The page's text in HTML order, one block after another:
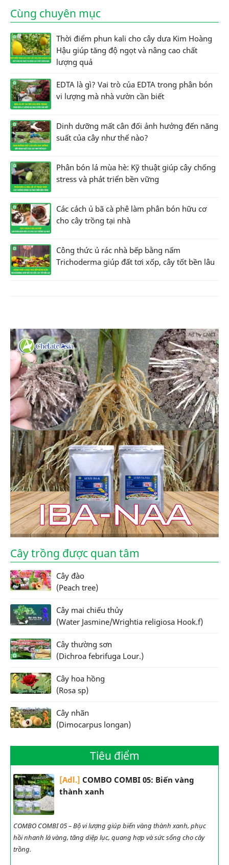
Cùng chuyên mục
Thời điểm phun kali cho cây dưa Kim Hoàng
Hậu giúp tăng độ ngọt và nâng cao chất
lượng quả
EDTA là gì? Vai trò của EDTA trong phân bón
vi lượng mà nhà vườn cần biết
Dinh dưỡng mất cân đối ảnh hưởng đến năng
suất của cây như thế nào?
Phân bón lá mùa hè: Kỹ thuật giúp cây chống
stress và phát triển bền vững
Các cách ủ bã cà phê làm phân bón hữu cơ
cho cây trồng tại nhà
Công thức ủ rác nhà bếp bằng nấm
Trichoderma giúp đất tơi xốp, cây tốt bền lâu
Ad by CNCT
Cây trồng được quan tâm
Cây đào
(Peach tree)
Cây mai chiếu thủy
(Water Jasmine/Wrightia religiosa Hook.f)
Cây thường sơn
(Dichroa febrifuga Lour.)
Cây hoa hồng
(Rosa sp)
Cây nhãn
(Dimocarpus longan)
Tiêu điểm
[Adl.] COMBO COMBI 05: Biến vàng
thành xanh
COMBO COMBI 05 – Bộ vi lượng giúp biến vàng thành xanh, phục
hồi nhanh lá vàng, tăng diệp lục, quang hợp và sức sống cho cây
trồng.